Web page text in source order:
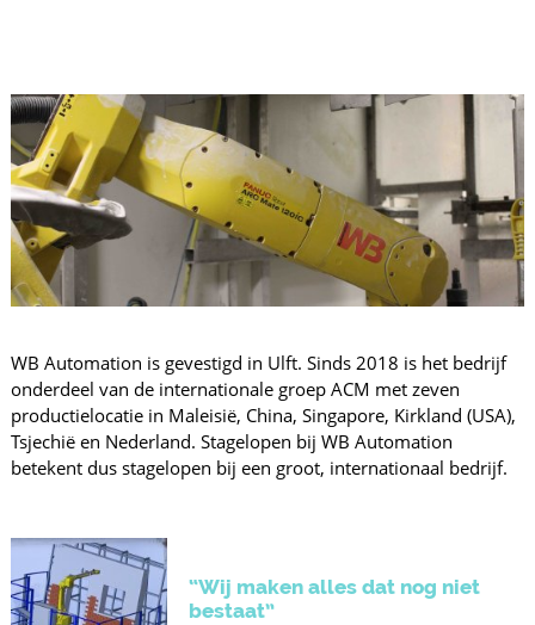
WB Automation is gevestigd in Ulft. Sinds 2018 is het bedrijf
onderdeel van de internationale groep ACM met zeven
productielocatie in Maleisië, China, Singapore, Kirkland (USA),
Tsjechië en Nederland. Stagelopen bij WB Automation
betekent dus stagelopen bij een groot, internationaal bedrijf.
“Wij maken alles dat nog niet
bestaat”